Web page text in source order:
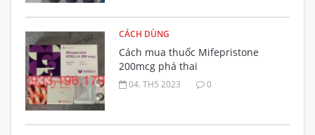
CÁCH DÙNG
Cách mua thuốc Mifepristone
200mcg phá thai
04. TH5 2023 0